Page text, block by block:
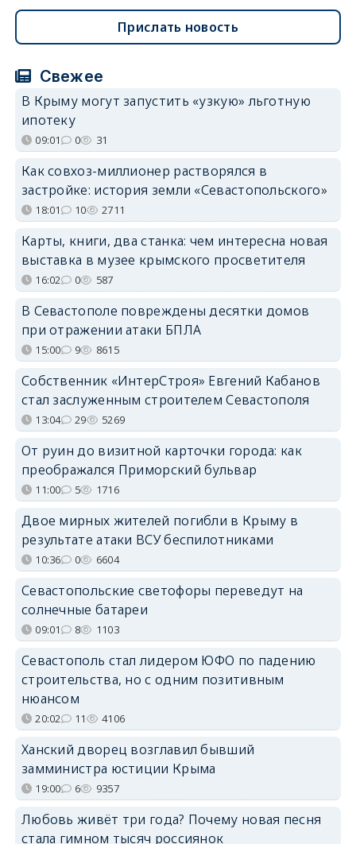
Прислать новость
Свежее
В Крыму могут запустить «узкую» льготную
ипотеку
09:01 0 31
Как совхоз-миллионер растворялся в
застройке: история земли «Севастопольского»
18:01 10 2711
Карты, книги, два станка: чем интересна новая
выставка в музее крымского просветителя
16:02 0 587
В Севастополе повреждены десятки домов
при отражении атаки БПЛА
15:00 9 8615
Собственник «ИнтерСтроя» Евгений Кабанов
стал заслуженным строителем Севастополя
13:04 29 5269
От руин до визитной карточки города: как
преображался Приморский бульвар
11:00 5 1716
Двое мирных жителей погибли в Крыму в
результате атаки ВСУ беспилотниками
10:36 0 6604
Севастопольские светофоры переведут на
солнечные батареи
09:01 8 1103
Севастополь стал лидером ЮФО по падению
строительства, но с одним позитивным
нюансом
20:02 11 4106
Ханский дворец возглавил бывший
замминистра юстиции Крыма
19:00 6 9357
Любовь живёт три года? Почему новая песня
стала гимном тысяч россиянок